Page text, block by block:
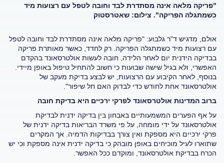
"פריקה מלאה אינה מסתדרת לבד וחובה לטפל עם רצועות מיד
כשמתגלה הפריקה". צילום: שאטרסטוק
אולם, מדגיש ד"ר גלבוע: "פריקה מלאה אינה מסתדרת לבד וחובה לטפל
עם רצועות מיד כשמתגלה הפריקה. רק לחדד, כאשר מאותרת פריקה
בבדיקה הידנית יום לאחר הלידה, חובה לעשות אולטרסאונד בהקדם
האפשרי, ולא בגיל שישה שבועות כי חשוב להתחיל טיפול באופן מיידי.
בנוסף, לאחר הקיבוע עם הרצועות, יש לבצע בדיקת מעקב של
אולטרסאונד אחת לחודש כדי לבדוק האם חל שיפור".
ברוב המדינות אולטרסאונד לפרקי ירכיים היא בדיקת חובה
על אף הפערים המשמעותיים באבחון בין בדיקה ידנית לבדיקת
אולטרסאונד על ידי מומחה, על פי משרד הבריאות בדיקה ידנית של
פרקי ירכיים היא מספקת ואין צורך בבדיקות הדמיה. אך המקרים
שתוארו לעיל מוכיחים באופן מובהק כי בדיקה ידנית אינה מספקת וכי יש
הכרח בבדיקת אולטרסאונד, ומוקדם ככל האפשר.